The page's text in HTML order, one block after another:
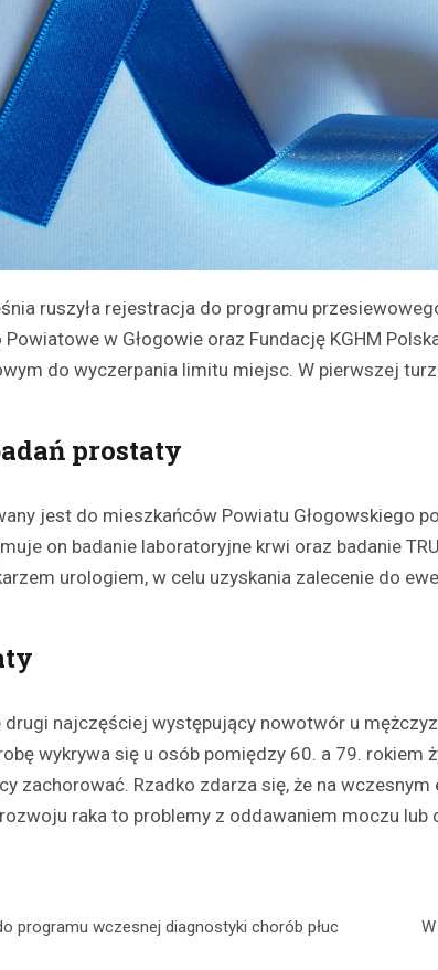
ruszyła rejestracja do programu
w Głogowie oraz Fundację KGHM
do wyczerpania limitu miejsc. W pierwszej
prostaty
jest do mieszkańców Powiatu Głogowskiego
on badanie laboratoryjne krwi oraz badanie
urologiem, w celu uzyskania zalecenie do
najczęściej występujący nowotwór u
wykrywa się u osób pomiędzy 60. a 79. rokiem
zachorować. Rzadko zdarza się, że na
raka to problemy z oddawaniem moczu
programu wczesnej diagnostyki chorób płuc